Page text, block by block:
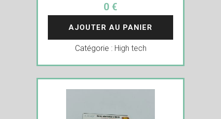
0 €
AJOUTER AU PANIER
Catégorie : High tech